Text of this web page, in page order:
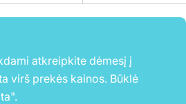
atkreipkite dėmesį į
virš prekės kainos. Būklė